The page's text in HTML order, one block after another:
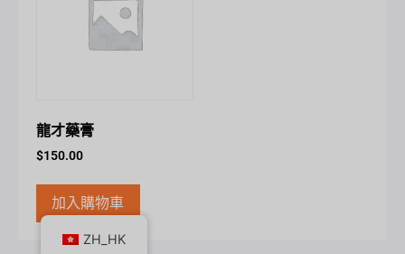
龍才藥膏
$150.00
加入購物車
ZH_HK